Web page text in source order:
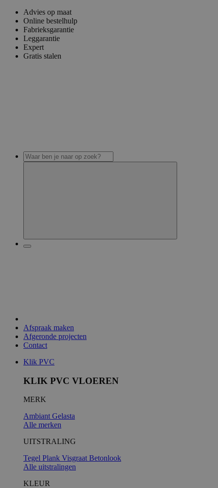
Advies op maat
Online bestelhulp
Fabrieksgarantie
Leggarantie
Expert
Gratis stalen
Afspraak maken
Afgeronde projecten
Contact
Klik PVC
KLIK PVC VLOEREN
MERK
AmbiantGelasta
Alle merken
UITSTRALING
Tegel Plank VisgraatBetonlook
Alle uitstralingen
KLEUR